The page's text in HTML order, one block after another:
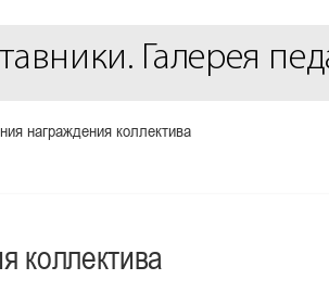
Галерея
награждения коллектива
коллектива